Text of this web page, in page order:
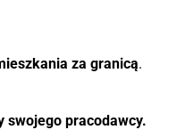
za granicą.
swojego pracodawcy.